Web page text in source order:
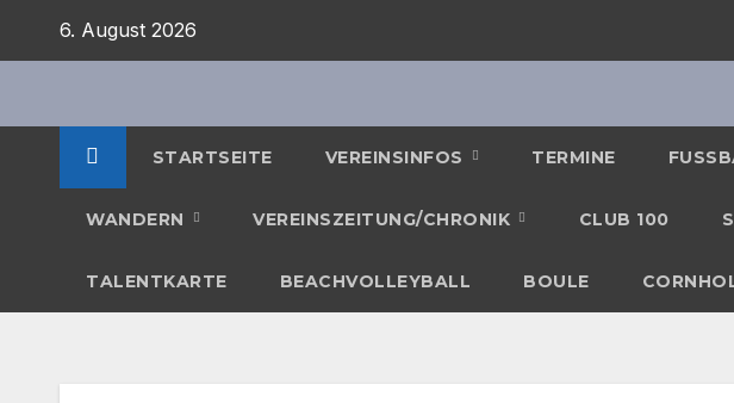
6. August 2026
STARTSEITE VEREINSINFOS TERMINE
WANDERN VEREINSZEITUNG/CHRONIK CLUB 100
TALENTKARTE BEACHVOLLEYBALL BOULE